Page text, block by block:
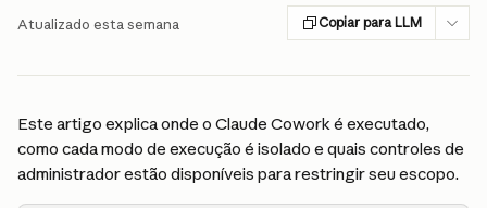
Atualizado esta semana Copiar para LLM
Este artigo explica onde o Claude Cowork é executado,
como cada modo de execução é isolado e quais controles de
administrador estão disponíveis para restringir seu escopo.